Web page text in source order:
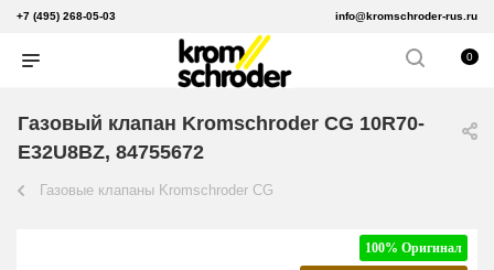
+7 (495) 268-05-03 info@kromschroder-rus.ru
0
Газовый клапан Kromschroder CG 10R70-
E32U8BZ, 84755672
Газовые клапаны Kromschroder CG
100% Оригинал